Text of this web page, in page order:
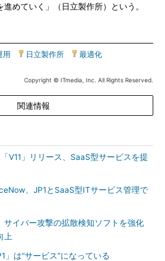
めていく」（日立製作所）という。
用 日立製作所 最適化
Copyright © ITmedia, Inc. All Rights Reserved.
関連情報
V11」リリース、SaaS型サービスを提
、JP1とSaaS型ITサービス管理で
サイバー攻撃の拡散検知ソフトを強化
上
」は“サービス”になっている